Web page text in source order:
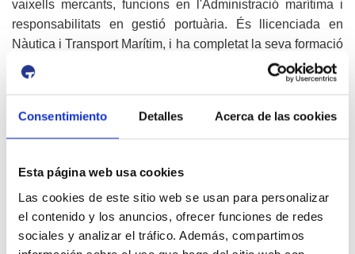
Consentimiento Detalles Acerca de las cookies
Esta página web usa cookies
Las cookies de este sitio web se usan para personalizar
el contenido y los anuncios, ofrecer funciones de redes
sociales y analizar el tráfico. Además, compartimos
vaixells mercants, funcions en l'Administració marítima i
responsabilitats en gestió portuària. És llicenciada en
Nàutica i Transport Marítim, i ha completat la seva formació
acadèmica amb l'obtenció de la Llicenciatura en Dret i un
postgrau d’Especialista en Dret Marítim Internacional i un
Logistics.
segona oficial i primera oficial en vaixells mercants
frigorífics. L’any 2006 es va incorporar a l'Administració
Marítima com a funcionària de carrera del cos Especial
Facultatiu de Marina Civil.